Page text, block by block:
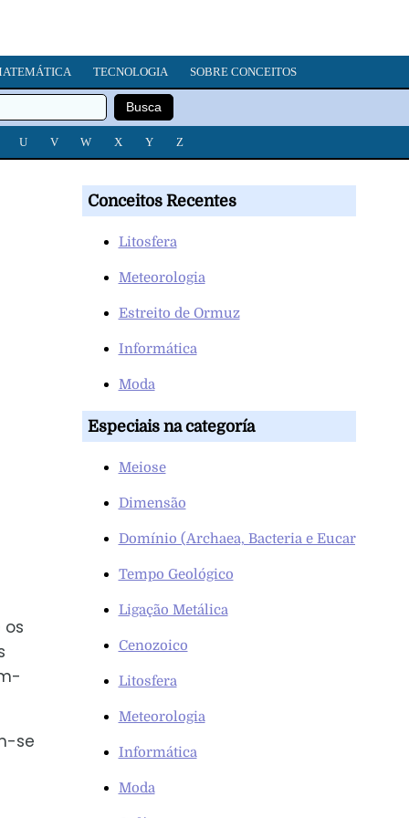
TECNOLOGIA SOBRE CONCEITOS
U V W X Y Z
se
Conceitos Recentes
Litosfera
Meteorologia
Estreito de Ormuz
Informática
Moda
Especiais na categoría
Meiose
Dimensão
Domínio (Archaea, Bacteria e Eucarya)
Tempo Geológico
Ligação Metálica
Cenozoico
Litosfera
Meteorologia
Informática
Moda